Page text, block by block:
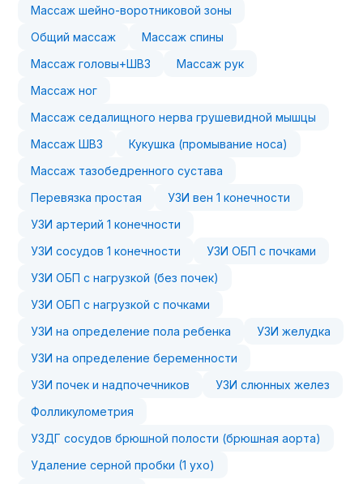
Массаж шейно-воротниковой зоны
Общий массаж
Массаж спины
Массаж головы+ШВЗ
Массаж рук
Массаж ног
Массаж седалищного нерва грушевидной мышцы
Массаж ШВЗ
Кукушка (промывание носа)
Массаж тазобедренного сустава
Перевязка простая
УЗИ вен 1 конечности
УЗИ артерий 1 конечности
УЗИ сосудов 1 конечности
УЗИ ОБП с почками
УЗИ ОБП с нагрузкой (без почек)
УЗИ ОБП с нагрузкой с почками
УЗИ на определение пола ребенка
УЗИ желудка
УЗИ на определение беременности
УЗИ почек и надпочечников
УЗИ слюнных желез
Фолликулометрия
УЗДГ сосудов брюшной полости (брюшная аорта)
Удаление серной пробки (1 ухо)